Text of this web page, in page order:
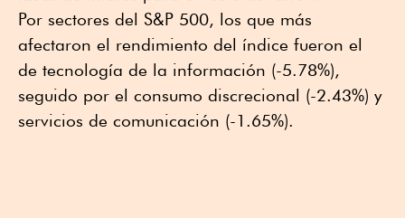
Por sectores del S&P 500, los que más
afectaron el rendimiento del índice fueron el
de tecnología de la información (-5.78%),
seguido por el consumo discrecional (-2.43%) y
servicios de comunicación (-1.65%).